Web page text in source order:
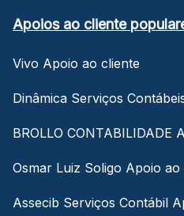
Apoios ao cliente
Vivo Apoio ao cliente
Dinâmica Serviços
BROLLO CONTABILIDADE
Osmar Luiz Soligo Apoio ao
Assecib Serviços Contábil